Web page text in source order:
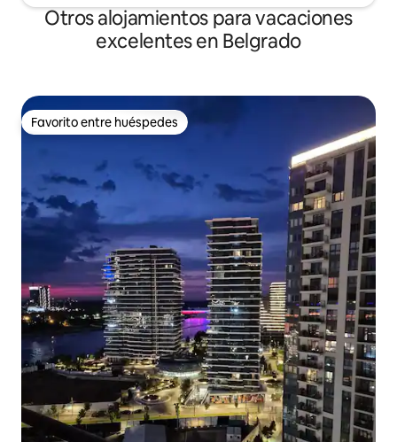
Otros alojamientos para vacaciones
excelentes en Belgrado
Favorito entre huéspedes
Favorito entre huéspedes